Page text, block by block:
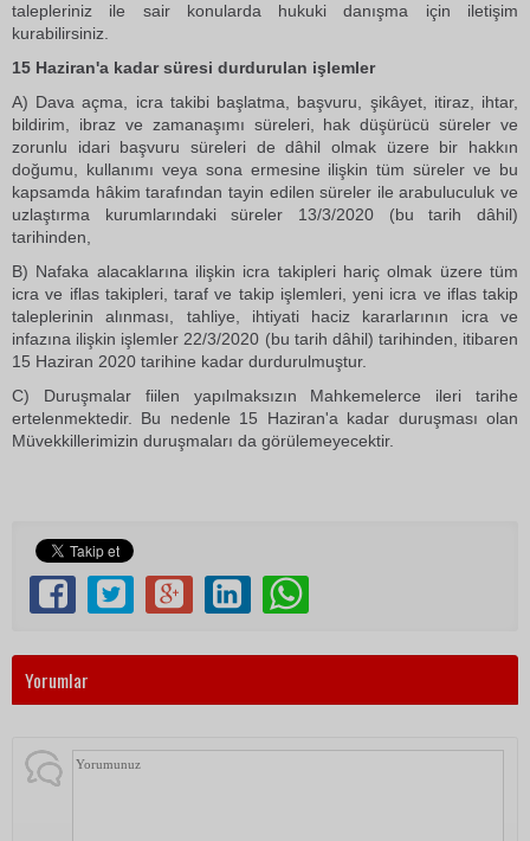
talepleriniz ile sair konularda hukuki danışma için iletişim
kurabilirsiniz.
15 Haziran'a kadar süresi durdurulan işlemler
A) Dava açma, icra takibi başlatma, başvuru, şikâyet, itiraz, ihtar,
bildirim, ibraz ve zamanaşımı süreleri, hak düşürücü süreler ve
zorunlu idari başvuru süreleri de dâhil olmak üzere bir hakkın
doğumu, kullanımı veya sona ermesine ilişkin tüm süreler ve bu
kapsamda hâkim tarafından tayin edilen süreler ile arabuluculuk ve
uzlaştırma kurumlarındaki süreler 13/3/2020 (bu tarih dâhil)
tarihinden,
B) Nafaka alacaklarına ilişkin icra takipleri hariç olmak üzere tüm
icra ve iflas takipleri, taraf ve takip işlemleri, yeni icra ve iflas takip
taleplerinin alınması, tahliye, ihtiyati haciz kararlarının icra ve
infazına ilişkin işlemler 22/3/2020 (bu tarih dâhil) tarihinden, itibaren
15 Haziran 2020 tarihine kadar durdurulmuştur.
C) Duruşmalar fiilen yapılmaksızın Mahkemelerce ileri tarihe
ertelenmektedir. Bu nedenle 15 Haziran'a kadar duruşması olan
Müvekkillerimizin duruşmaları da görülemeyecektir.
Yorumlar